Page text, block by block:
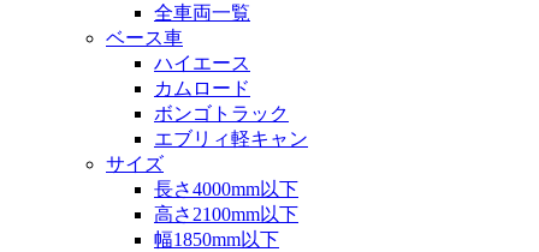
全車両一覧
ベース車
ハイエース
カムロード
ボンゴトラック
エブリィ軽キャン
サイズ
長さ4000mm以下
高さ2100mm以下
幅1850mm以下